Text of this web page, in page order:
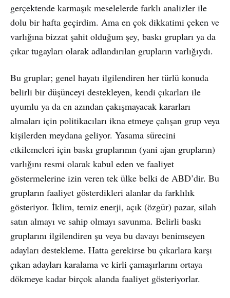
gerçektende karmaşık meselelerde farklı analizler ile
dolu bir hafta geçirdim. Ama en çok dikkatimi çeken ve
varlığına bizzat şahit olduğum şey, baskı grupları ya da
çıkar tugayları olarak adlandırılan grupların varlığıydı.
Bu gruplar; genel hayatı ilgilendiren her türlü konuda
belirli bir düşünceyi destekleyen, kendi çıkarları ile
uyumlu ya da en azından çakışmayacak kararları
almaları için politikacıları ikna etmeye çalışan grup veya
kişilerden meydana geliyor. Yasama sürecini
etkilemeleri için baskı gruplarının (yani ajan grupların)
varlığını resmi olarak kabul eden ve faaliyet
göstermelerine izin veren tek ülke belki de ABD’dir. Bu
grupların faaliyet gösterdikleri alanlar da farklılık
gösteriyor. İklim, temiz enerji, açık (özgür) pazar, silah
satın almayı ve sahip olmayı savunma. Belirli baskı
gruplarını ilgilendiren şu veya bu davayı benimseyen
adayları destekleme. Hatta gerekirse bu çıkarlara karşı
çıkan adayları karalama ve kirli çamaşırlarını ortaya
dökmeye kadar birçok alanda faaliyet gösteriyorlar.